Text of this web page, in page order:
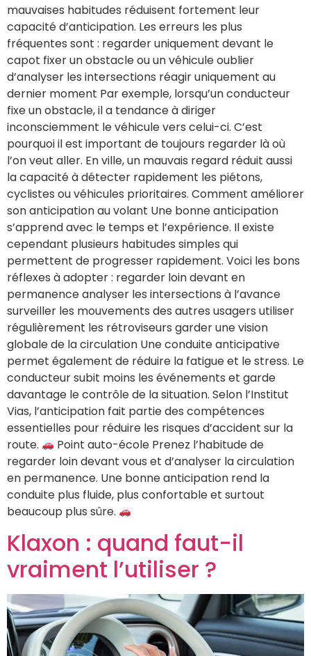
mauvaises habitudes réduisent fortement leur
capacité d’anticipation. Les erreurs les plus
fréquentes sont : regarder uniquement devant le
capot fixer un obstacle ou un véhicule oublier
d’analyser les intersections réagir uniquement au
dernier moment Par exemple, lorsqu’un conducteur
fixe un obstacle, il a tendance à diriger
inconsciemment le véhicule vers celui-ci. C’est
pourquoi il est important de toujours regarder là où
l’on veut aller. En ville, un mauvais regard réduit aussi
la capacité à détecter rapidement les piétons,
cyclistes ou véhicules prioritaires. Comment améliorer
son anticipation au volant Une bonne anticipation
s’apprend avec le temps et l’expérience. Il existe
cependant plusieurs habitudes simples qui
permettent de progresser rapidement. Voici les bons
réflexes à adopter : regarder loin devant en
permanence analyser les intersections à l’avance
surveiller les mouvements des autres usagers utiliser
régulièrement les rétroviseurs garder une vision
globale de la circulation Une conduite anticipative
permet également de réduire la fatigue et le stress. Le
conducteur subit moins les événements et garde
davantage le contrôle de la situation. Selon l’Institut
Vias, l’anticipation fait partie des compétences
essentielles pour réduire les risques d’accident sur la
route.
Point auto-école Prenez l’habitude de
regarder loin devant vous et d’analyser la circulation
en permanence. Une bonne anticipation rend la
conduite plus fluide, plus confortable et surtout
beaucoup plus sûre.
Klaxon : quand faut-il
vraiment l’utiliser ?